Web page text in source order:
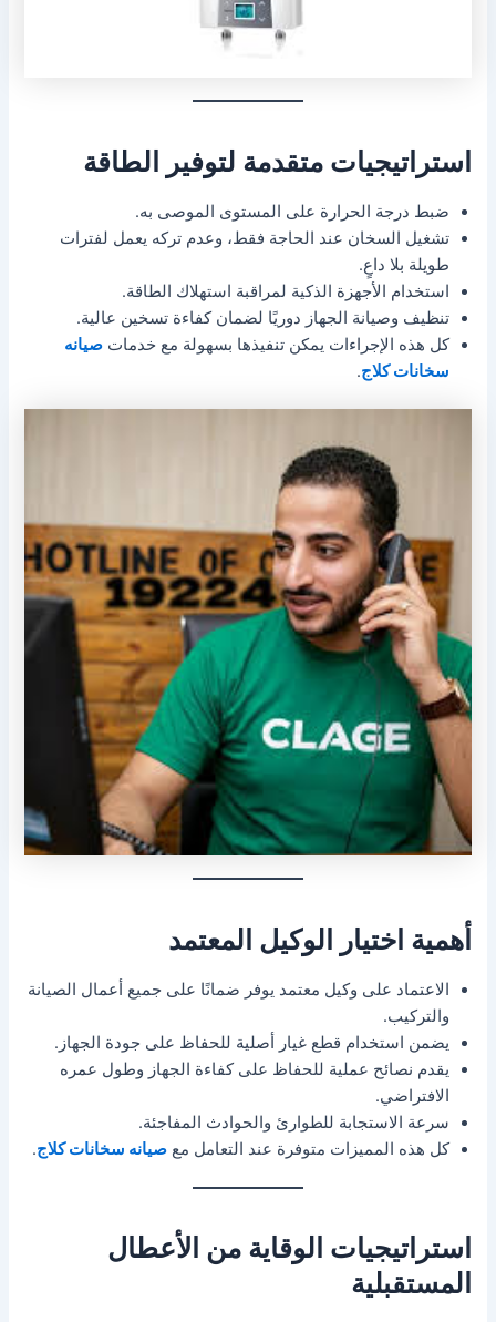
استراتيجيات متقدمة لتوفير الطاقة
ضبط درجة الحرارة على المستوى الموصى به.
تشغيل السخان عند الحاجة فقط، وعدم تركه يعمل لفترات
طويلة بلا داعٍ.
استخدام الأجهزة الذكية لمراقبة استهلاك الطاقة.
تنظيف وصيانة الجهاز دوريًا لضمان كفاءة تسخين عالية.
كل هذه الإجراءات يمكن تنفيذها بسهولة مع خدماتصيانه
سخانات كلاج.
أهمية اختيار الوكيل المعتمد
الاعتماد على وكيل معتمد يوفر ضمانًا على جميع أعمال الصيانة
والتركيب.
يضمن استخدام قطع غيار أصلية للحفاظ على جودة الجهاز.
يقدم نصائح عملية للحفاظ على كفاءة الجهاز وطول عمره
الافتراضي.
سرعة الاستجابة للطوارئ والحوادث المفاجئة.
كل هذه المميزات متوفرة عند التعامل معصيانه سخانات كلاج.
استراتيجيات الوقاية من الأعطال
المستقبلية